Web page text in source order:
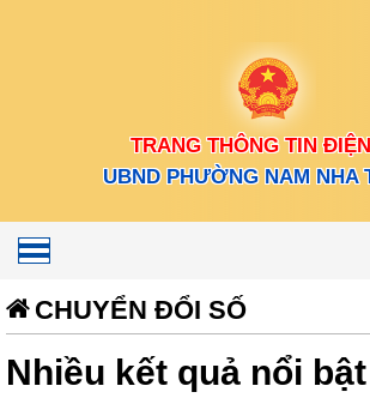
TRANG THÔNG TIN
UBND PHƯỜNG NAM NHA
Toggle
navigation
CHUYỂN ĐỔI SỐ
Nhiều kết quả nổi